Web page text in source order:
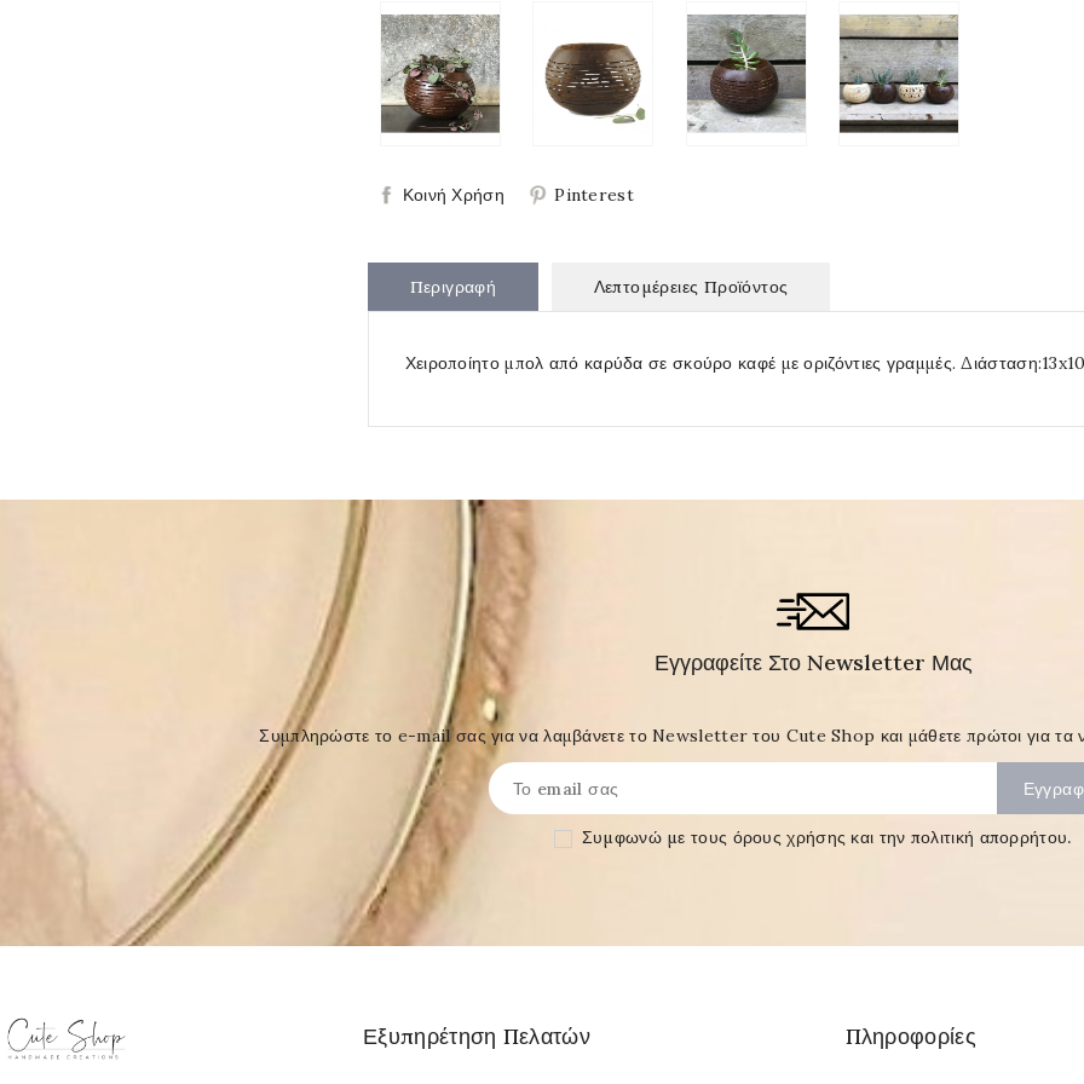
Κοινή Χρήση Pinterest
Περιγραφή Λεπτομέρειες Προϊόντος
Χειροποίητο μπολ από καρύδα σε σκούρο καφέ με οριζόντιες γραμμές.
Εγγραφείτε Στο Newsletter Μας
Συμπληρώστε το e-mail σας για να λαμβάνετε το Newsletter του Cute Shop και μάθετε πρώτοι για τα
Συμφωνώ με τους όρους χρήσης και την πολιτική απορρήτου.
Πληροφορίες
Εξυπηρέτηση Πελατών